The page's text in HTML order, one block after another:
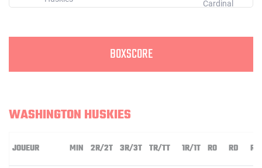
BOXSCORE
WASHINGTON HUSKIES
JOUEUR MIN 2R/2T 3R/3T TR/TT 1R/1T RO RD RT